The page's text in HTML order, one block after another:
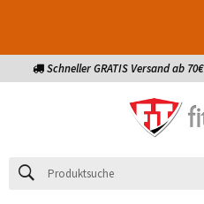
Schneller GRATIS Versand ab 70€